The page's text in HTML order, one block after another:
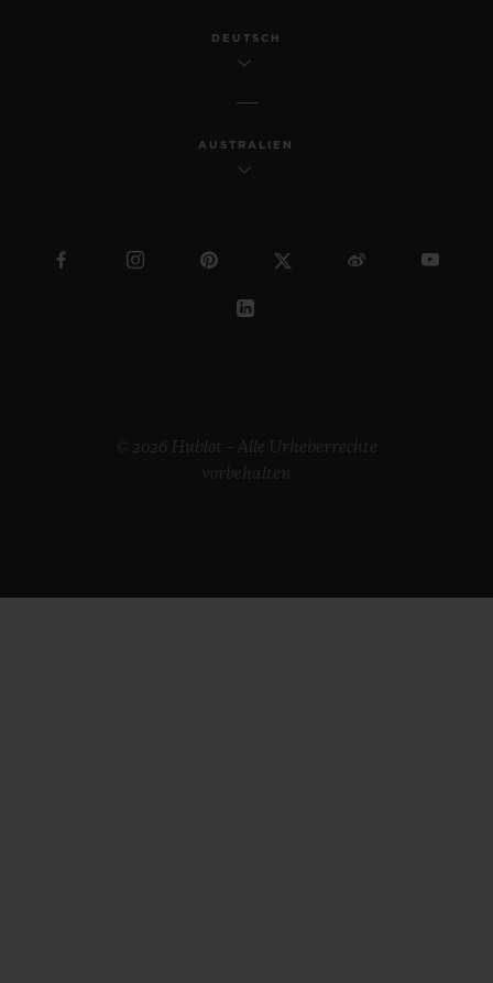
DEUTSCH
AUSTRALIEN
© 2026 Hublot – Alle Urheberrechte
vorbehalten